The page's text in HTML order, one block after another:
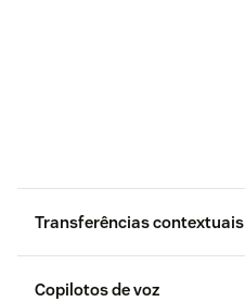
Transferências contextuais
Copilotos de voz